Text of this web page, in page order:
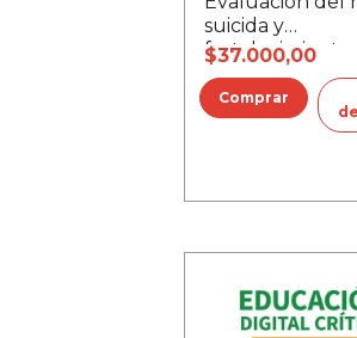
suicida y
fortalecimiento
psíquico
$37.000,00